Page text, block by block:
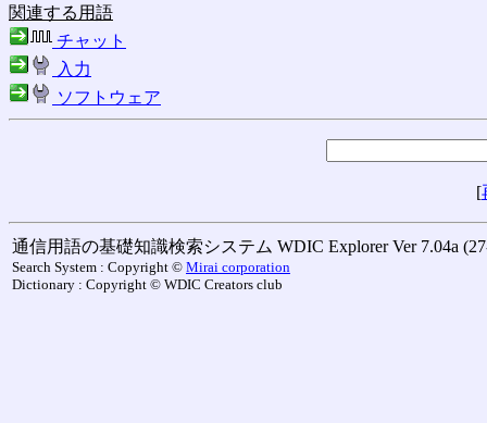
関連する用語
チャット
入力
ソフトウェア
[
通信用語の基礎知識検索システム WDIC Explorer Ver 7.04a
Search System : Copyright © Mirai corporation
Dictionary : Copyright © WDIC Creators club